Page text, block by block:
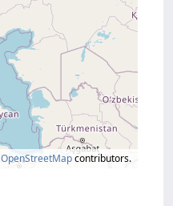
OpenStreetMapcontributors.